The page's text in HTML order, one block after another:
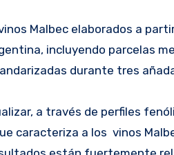
Malbec elaborados a
incluyendo parcelas
durante tres
a través de perfiles
caracteriza a los vinos